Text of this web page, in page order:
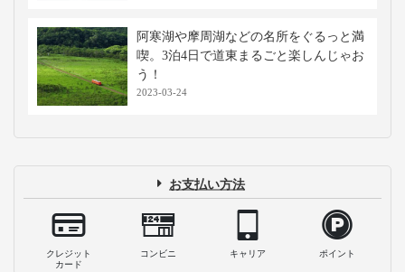
阿寒湖や摩周湖などの名所をぐるっと満
喫。3泊4日で道東まるごと楽しんじゃお
う！
2023-03-24
お支払い方法
クレジット
カード
コンビニ キャリア ポイント